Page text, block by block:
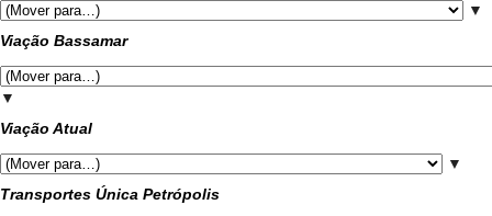
▼
Viação Bassamar
▼
Viação Atual
▼
Transportes Única Petrópolis